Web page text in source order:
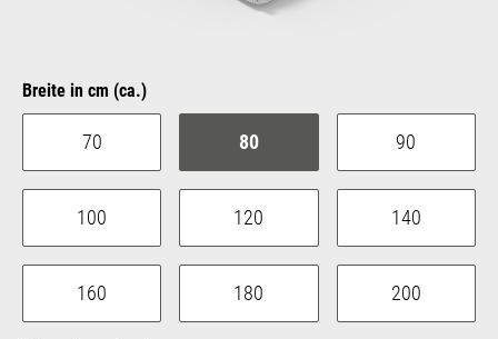
Breite in cm (ca.)auswählen
70 80 90
100 120 140
160 180 200